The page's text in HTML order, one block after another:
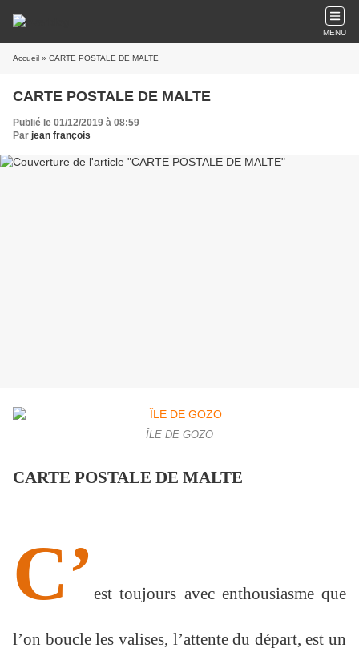
MENU
Accueil » CARTE POSTALE DE MALTE
CARTE POSTALE DE MALTE
Publié le 01/12/2019 à 08:59
Par jean françois
ÎLE DE GOZO
CARTE POSTALE DE MALTE
C’ est toujours avec enthousiasme que
l’on boucle les valises, l’attente du départ, est un